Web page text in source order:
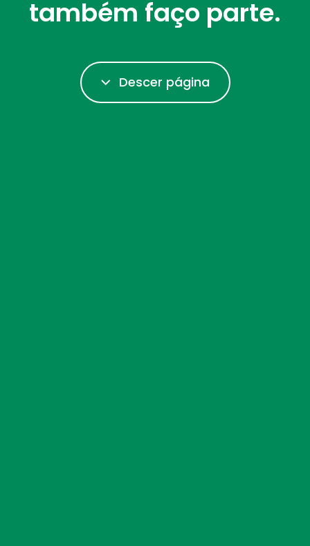
também faço parte.
Descer página